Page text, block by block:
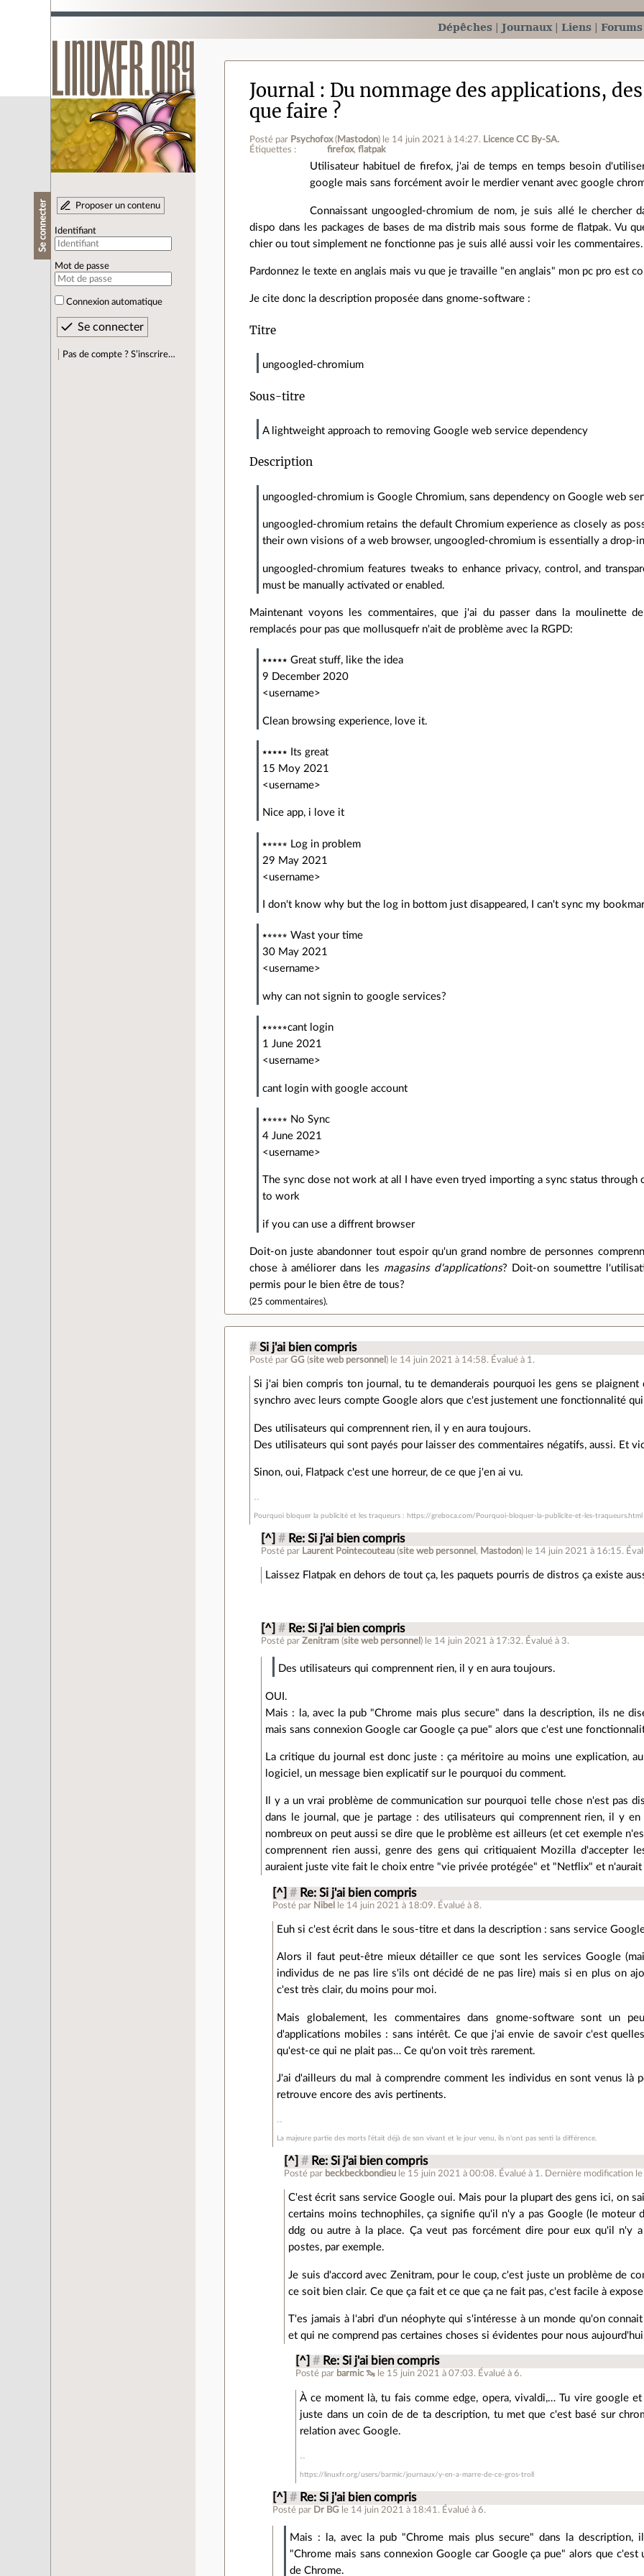
Dépêches Journaux Liens Forums
Se connecter Proposer un contenu
Identifiant
Mot de passe
Connexion automatique
Pas de compte ? S’inscrire…
Journal
Du nommage des applications,
que faire ?
Posté par Psychofox( Mastodon) le 14 juin 2021 à 14:27. Licence CC By‑SA.
Étiquettes :
firefox flatpak
Utilisateur habituel de firefox, j'ai de temps en temps besoin
google mais sans forcément avoir le merdier venant avec google
Connaissant ungoogled-chromium de nom, je suis allé le chercher
dispo dans les packages de bases de ma distrib mais sous forme de flatpak. Vu
chier ou tout simplement ne fonctionne pas je suis allé aussi voir les
Pardonnez le texte en anglais mais vu que je travaille "en anglais" mon pc pro est
Je cite donc la description proposée dans gnome-software :
Titre
ungoogled-chromium
Sous-titre
A lightweight approach to removing Google web service dependency
Description
ungoogled-chromium is Google Chromium, sans dependency on Google web
ungoogled-chromium retains the default Chromium experience as closely as
their own visions of a web browser, ungoogled-chromium is essentially a drop-
ungoogled-chromium features tweaks to enhance privacy, control, and
must be manually activated or enabled.
Maintenant voyons les commentaires, que j'ai du passer dans la moulinette
remplacés pour pas que mollusquefr n'ait de problème avec la RGPD:
⭑⭑⭑⭑⭑ Great stuff, like the idea
9 December 2020
<username>
Clean browsing experience, love it.
⭑⭑⭑⭑⭑ Its great
15 Moy 2021
<username>
Nice app, i love it
⭑⭒⭒⭒⭒ Log in problem
29 May 2021
<username>
I don't know why but the log in bottom just disappeared, I can't sync my
⭑⭒⭒⭒⭒ Wast your time
30 May 2021
<username>
why can not signin to google services?
⭑⭒⭒⭒⭒cant login
1 June 2021
<username>
cant login with google account
⭑⭒⭒⭒⭒ No Sync
4 June 2021
<username>
The sync dose not work at all I have even tryed importing a sync status
to work
if you can use a diffrent browser
Doit-on juste abandonner tout espoir qu'un grand nombre de personnes
chose à améliorer dans les magasins d'applications? Doit-on soumettre
permis pour le bien être de tous?
(25 commentaires).
# Si j'ai bien compris
Posté parGG (site web personnel ) le 14 juin 2021 à 14:58. Évalué à 1 .
Si j'ai bien compris ton journal, tu te demanderais pourquoi les gens se
synchro avec leurs compte Google alors que c'est justement une fonctionnalité
Des utilisateurs qui comprennent rien, il y en aura toujours.
Des utilisateurs qui sont payés pour laisser des commentaires négatifs, aussi. Et
Sinon, oui, Flatpack c'est une horreur, de ce que j'en ai vu.
Pourquoi bloquer la publicité et les traqueurs : https://greboca.com/Pourquoi-bloquer-la-publicite-et-les-traqueurs.html
[^] # Re: Si j'ai bien compris
Posté par Laurent Pointecouteau (site web personnel , Mastodon) le 14 juin 2021 à 16:15.
Laissez Flatpak en dehors de tout ça, les paquets pourris de distros ça existe
[^] # Re: Si j'ai bien compris
Posté parZenitram (site web personnel ) le 14 juin 2021 à 17:32. Évalué à 3.
Des utilisateurs qui comprennent rien, il y en aura toujours.
OUI.
Mais : la, avec la pub "Chrome mais plus secure" dans la description, ils ne
mais sans connexion Google car Google ça pue" alors que c'est une
La critique du journal est donc juste : ça méritoire au moins une explication,
logiciel, un message bien explicatif sur le pourquoi du comment.
Il y a un vrai problème de communication sur pourquoi telle chose n'est pas
dans le journal, que je partage : des utilisateurs qui comprennent rien, il y
nombreux on peut aussi se dire que le problème est ailleurs (et cet exemple
comprennent rien aussi, genre des gens qui critiquaient Mozilla d'accepter
auraient juste vite fait le choix entre "vie privée protégée" et "Netflix" et n'aurait
[^] # Re: Si j'ai bien compris
Posté par Nibel le 14 juin 2021 à 18:09. Évalué à8.
Euh si c'est écrit dans le sous-titre et dans la description : sans service
Alors il faut peut-être mieux détailler ce que sont les services Google
individus de ne pas lire s'ils ont décidé de ne pas lire) mais si en plus on
c'est très clair, du moins pour moi.
Mais globalement, les commentaires dans gnome-software sont un
d'applications mobiles : sans intérêt. Ce que j'ai envie de savoir c'est
qu'est-ce qui ne plait pas… Ce qu'on voit très rarement.
J'ai d'ailleurs du mal à comprendre comment les individus en sont venus
retrouve encore des avis pertinents.
La majeure partie des morts l'était déjà de son vivant et le jour venu, ils n'ont pas senti la différence.
[^] # Re: Si j'ai bien compris
Posté par beckbeckbondieu le 15 juin 2021 à 00:08. Évalué à 1 . Dernière modification
C'est écrit sans service Google oui. Mais pour la plupart des gens ici, on
certains moins technophiles, ça signifie qu'il n'y a pas Google (le moteur
ddg ou autre à la place. Ça veut pas forcément dire pour eux qu'il n'y
postes, par exemple.
Je suis d'accord avec Zenitram, pour le coup, c'est juste un problème de
ce soit bien clair. Ce que ça fait et ce que ça ne fait pas, c'est facile à
T'es jamais à l'abri d'un néophyte qui s'intéresse à un monde qu'on
et qui ne comprend pas certaines choses si évidentes pour nous
[^] # Re: Si j'ai bien compris
Posté par barmic 🦦 le 15 juin 2021 à 07:03. Évalué à6.
À ce moment là, tu fais comme edge, opera, vivaldi,… Tu vire google
juste dans un coin de de ta description, tu met que c'est basé sur
relation avec Google.
https://linuxfr.org/users/barmic/journaux/y-en-a-marre-de-ce-gros-troll
[^] # Re: Si j'ai bien compris
Posté par Dr BG le 14 juin 2021 à 18:41 . Évalué à6.
Mais : la, avec la pub "Chrome mais plus secure" dans la description,
"Chrome mais sans connexion Google car Google ça pue" alors que
de Chrome.